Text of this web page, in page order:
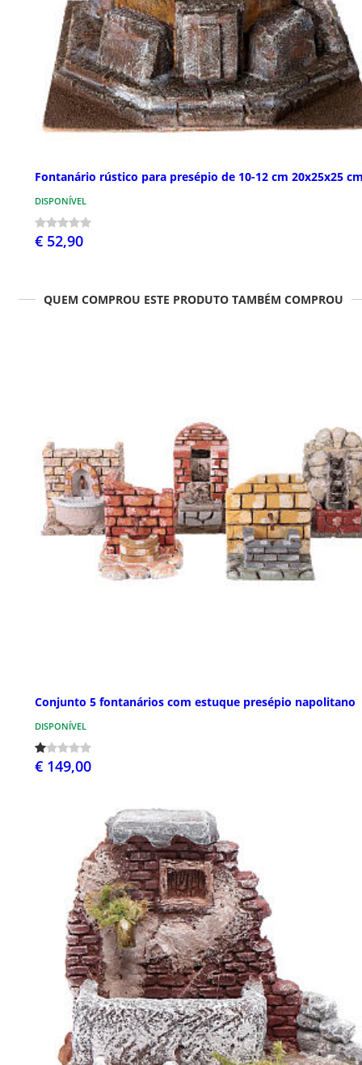
Fontanário rústico para presépio de 10-12 cm 20x25x25
DISPONÍVEL
€ 52,90
QUEM COMPROU ESTE PRODUTO TAMBÉM COMPROU
Conjunto 5 fontanários com estuque presépio napolitano
DISPONÍVEL
€ 149,00